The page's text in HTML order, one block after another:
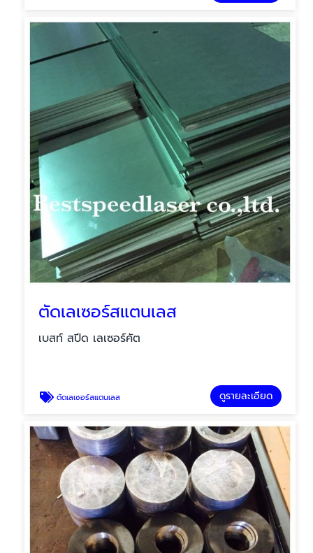
ตัดเลเซอร์สแตนเลส
เบสท์ สปีด เลเซอร์คัต
ตัดเลเซอร์สแตนเลส ดูรายละเอียด